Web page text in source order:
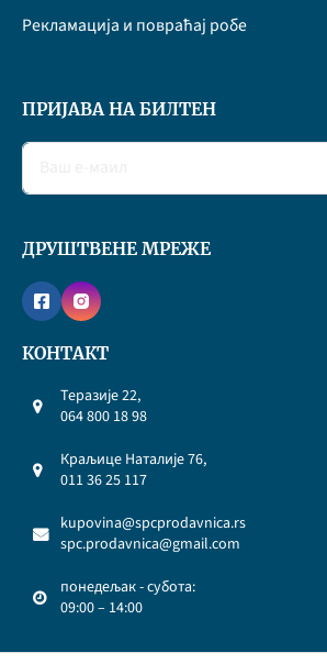
Рекламација и повраћај робе
ПРИЈАВА НА БИЛТЕН
ДРУШТВЕНЕ МРЕЖЕ
КОНТАКТ
Теразије 22,
064 800 18 98
Краљице Наталије 76,
011 36 25 117
kupovina@spcprodavnica.rs
spc.prodavnica@gmail.com
понедељак - субота:
09:00 – 14:00